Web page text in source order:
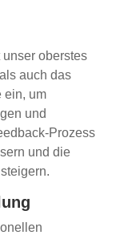
oberstes
auch das
ein, um
und
Prozess
und die